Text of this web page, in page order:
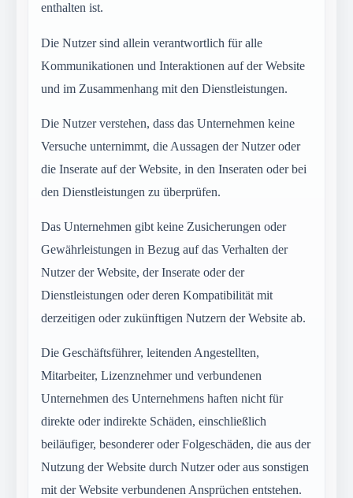
enthalten ist.
Die Nutzer sind allein verantwortlich für alle
Kommunikationen und Interaktionen auf der Website
und im Zusammenhang mit den Dienstleistungen.
Die Nutzer verstehen, dass das Unternehmen keine
Versuche unternimmt, die Aussagen der Nutzer oder
die Inserate auf der Website, in den Inseraten oder bei
den Dienstleistungen zu überprüfen.
Das Unternehmen gibt keine Zusicherungen oder
Gewährleistungen in Bezug auf das Verhalten der
Nutzer der Website, der Inserate oder der
Dienstleistungen oder deren Kompatibilität mit
derzeitigen oder zukünftigen Nutzern der Website ab.
Die Geschäftsführer, leitenden Angestellten,
Mitarbeiter, Lizenznehmer und verbundenen
Unternehmen des Unternehmens haften nicht für
direkte oder indirekte Schäden, einschließlich
beiläufiger, besonderer oder Folgeschäden, die aus der
Nutzung der Website durch Nutzer oder aus sonstigen
mit der Website verbundenen Ansprüchen entstehen.